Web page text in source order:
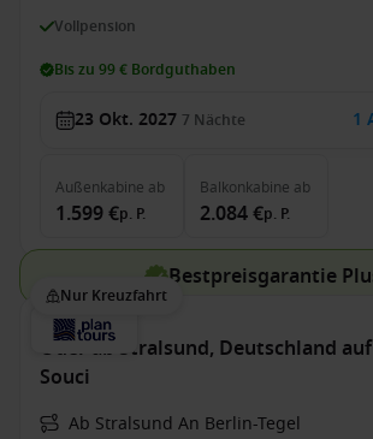
Vollpension
Bis zu 99 € Bordguthaben
23 Okt. 2027 7 Nächte 1
Außenkabine ab
1.599 €p. P.
Balkonkabine ab
2.084 €p. P.
Bestpreisgarantie
Nur Kreuzfahrt
Oder ab Stralsund, Deutschland
Souci
Ab Stralsund An Berlin-Tegel